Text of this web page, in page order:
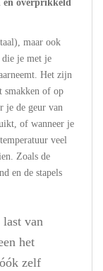
en overprikkeld
maar ook
je met je
Het zijn
smakken of op
je de geur van
of wanneer je
veel
Zoals de
en de stapels
van
het
zelf